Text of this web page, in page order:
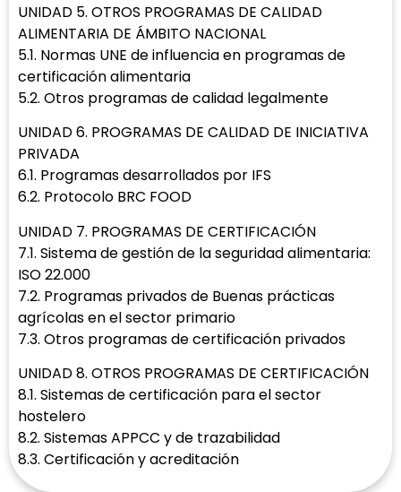
UNIDAD 5. OTROS PROGRAMAS DE CALIDAD
ALIMENTARIA DE ÁMBITO NACIONAL
5.1. Normas UNE de influencia en programas de
certificación alimentaria
5.2. Otros programas de calidad legalmente
UNIDAD 6. PROGRAMAS DE CALIDAD DE INICIATIVA
PRIVADA
6.1. Programas desarrollados por IFS
6.2. Protocolo BRC FOOD
UNIDAD 7. PROGRAMAS DE CERTIFICACIÓN
7.1. Sistema de gestión de la seguridad alimentaria:
ISO 22.000
7.2. Programas privados de Buenas prácticas
agrícolas en el sector primario
7.3. Otros programas de certificación privados
UNIDAD 8. OTROS PROGRAMAS DE CERTIFICACIÓN
8.1. Sistemas de certificación para el sector
hostelero
8.2. Sistemas APPCC y de trazabilidad
8.3. Certificación y acreditación